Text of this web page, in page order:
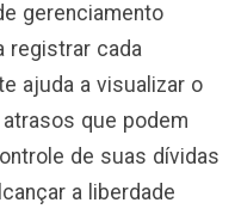
gerenciamento
registrar cada
ajuda a visualizar o
que podem
de suas dívidas
a liberdade